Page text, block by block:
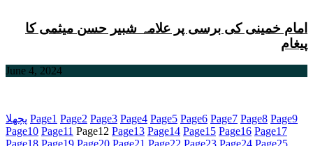
امام خمینی کی برسی پر علامہ شبیر حسن میثمی کا
پیغام
June 4, 2024
پچھلا Page1 Page2 Page3 Page4 Page5 Page6 Page7 Page8 Page9
Page10 Page11 Page12 Page13 Page14 Page15 Page16 Page17
Page18 Page19 Page20 Page21 Page22 Page23 Page24 Page25